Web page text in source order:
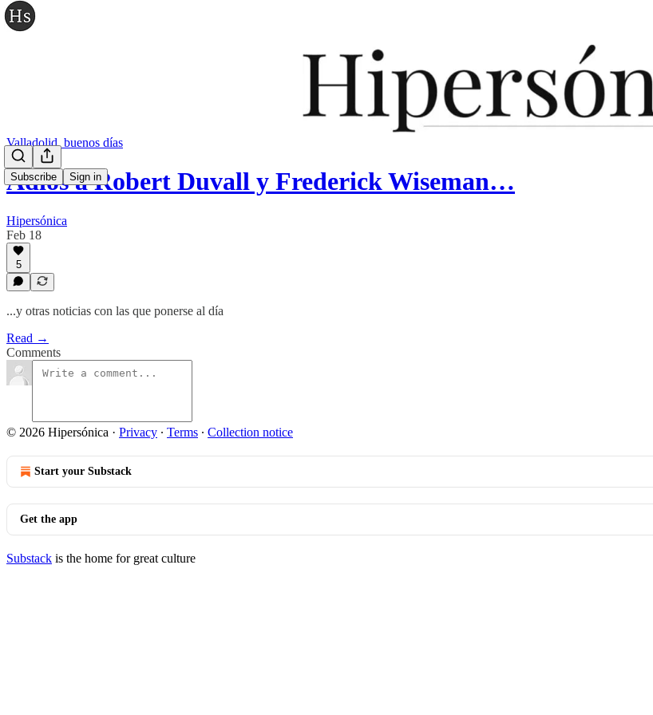
Subscribe Sign in
Valladolid, buenos días
Adios a Robert Duvall y Frederick Wiseman…
Hipersónica
Feb 18
5
...y otras noticias con las que ponerse al día
Read →
Comments
© 2026 Hipersónica · Privacy ∙ Terms ∙ Collection notice
Start your Substack
Get the app
Substack is the home for great culture